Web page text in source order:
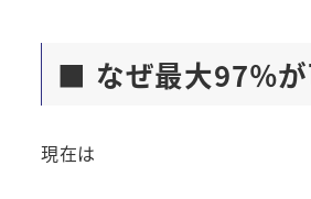
■ なぜ最大97％が
現在は